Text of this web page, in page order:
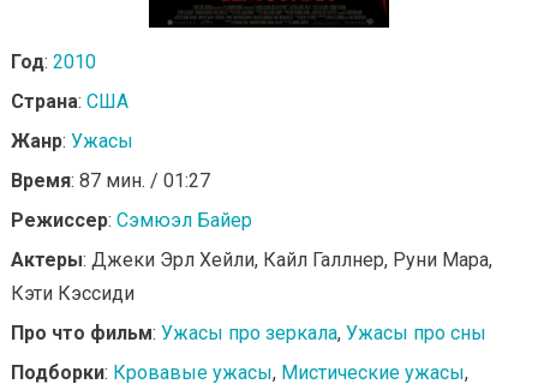
Год: 2010
Страна: США
Жанр: Ужасы
Время: 87 мин. / 01:27
Режиссер: Сэмюэл Байер
Актеры: Джеки Эрл Хейли, Кайл Галлнер, Руни Мара,
Кэти Кэссиди
Про что фильм: Ужасы про зеркала, Ужасы про сны
Подборки: Кровавые ужасы, Мистические ужасы,